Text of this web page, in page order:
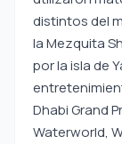
distintos del
la Mezquita
por la isla de
Dhabi Grand
Waterworld,